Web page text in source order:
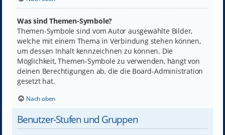
Was sind Themen-Symbole?
Themen-Symbole sind vom Autor ausgewählte Bilder,
welche mit einem Thema in Verbindung stehen können,
um dessen Inhalt kennzeichnen zu können. Die
Möglichkeit, Themen-Symbole zu verwenden, hängt von
deinen Berechtigungen ab, die die Board-Administration
gesetzt hat.
Nach oben
Benutzer-Stufen und Gruppen